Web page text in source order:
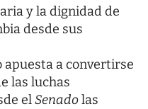
y la dignidad de
desde sus
apuesta a convertirse
las luchas
elSenadolas